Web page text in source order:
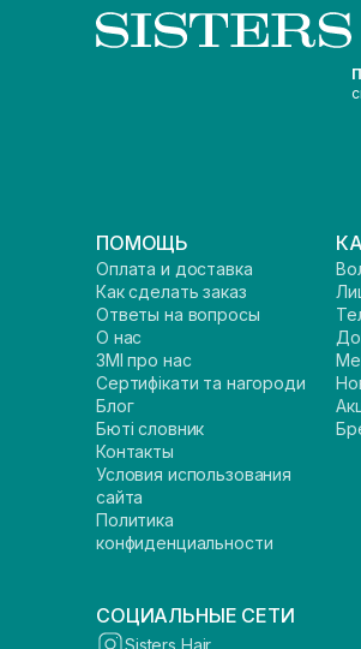
ПОМОЩЬ
Оплата и доставка
Как сделать заказ
Ответы на вопросы
О нас
ЗМІ про нас
Сертифікати та нагороди
Блог
Бюті словник
Контакты
Условия использования
сайта
Политика
конфиденциальности
СОЦИАЛЬНЫЕ СЕТИ
Sisters Hair